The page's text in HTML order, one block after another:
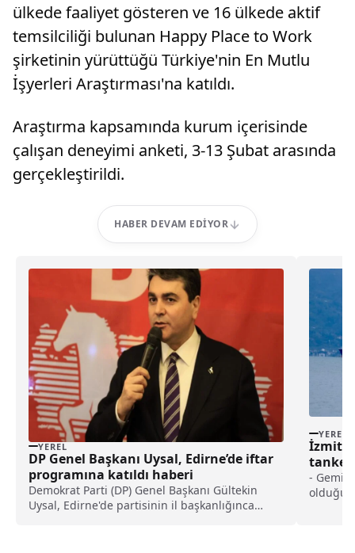
ülkede faaliyet gösteren ve 16 ülkede aktif
temsilciliği bulunan Happy Place to Work
şirketinin yürüttüğü Türkiye'nin En Mutlu
İşyerleri Araştırması'na katıldı.
Araştırma kapsamında kurum içerisinde
çalışan deneyimi anketi, 3-13 Şubat arasında
gerçekleştirildi.
HABER DEVAM EDIYOR
YEREL
DP Genel Başkanı Uysal, Edirne’de iftar
programına katıldı haberi
Demokrat Parti (DP) Genel Başkanı Gültekin
Uysal, Edirne'de partisinin il başkanlığınca
YEREL
İzmit
-
olduğu